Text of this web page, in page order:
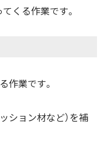
くる作業です。
作業です。
ション材など）を補